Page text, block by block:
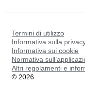
Termini di utilizzo
Informativa sulla
Informativa sui cookie
Normativa
Altri regolamenti e
© 2026